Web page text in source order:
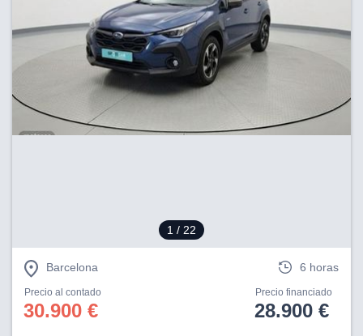
1 / 22
Barcelona 6 horas
Precio al contado
30.900 €
Precio financiado
28.900 €